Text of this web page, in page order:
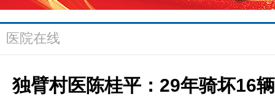
医院在线
独臂村医陈桂平：29年骑坏16